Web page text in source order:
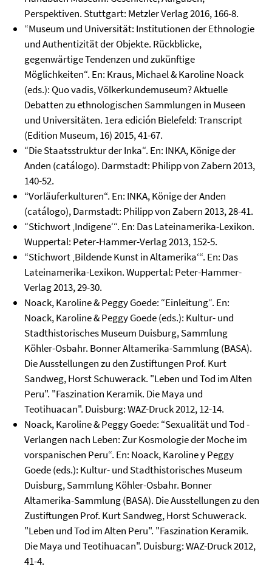
Perspektiven. Stuttgart: Metzler Verlag 2016, 166-8.
“Museum und Universität: Institutionen der Ethnologie
und Authentizität der Objekte. Rückblicke,
gegenwärtige Tendenzen und zukünftige
Möglichkeiten“. En: Kraus, Michael & Karoline Noack
(eds.): Quo vadis, Völkerkundemuseum? Aktuelle
Debatten zu ethnologischen Sammlungen in Museen
und Universitäten. 1era edición Bielefeld: Transcript
(Edition Museum, 16) 2015, 41-67.
“Die Staatsstruktur der Inka“. En: INKA, Könige der
Anden (catálogo). Darmstadt: Philipp von Zabern 2013,
140-52.
“Vorläuferkulturen“. En: INKA, Könige der Anden
(catálogo), Darmstadt: Philipp von Zabern 2013, 28-41.
“Stichwort ‚Indigene‘“. En: Das Lateinamerika-Lexikon.
Wuppertal: Peter-Hammer-Verlag 2013, 152-5.
“Stichwort ‚Bildende Kunst in Altamerika‘“. En: Das
Lateinamerika-Lexikon. Wuppertal: Peter-Hammer-
Verlag 2013, 29-30.
Noack, Karoline & Peggy Goede: “Einleitung“. En:
Noack, Karoline & Peggy Goede (eds.): Kultur- und
Stadthistorisches Museum Duisburg, Sammlung
Köhler-Osbahr. Bonner Altamerika-Sammlung (BASA).
Die Ausstellungen zu den Zustiftungen Prof. Kurt
Sandweg, Horst Schuwerack. "Leben und Tod im Alten
Peru". "Faszination Keramik. Die Maya und
Teotihuacan". Duisburg: WAZ-Druck 2012, 12-14.
Noack, Karoline & Peggy Goede: “Sexualität und Tod -
Verlangen nach Leben: Zur Kosmologie der Moche im
vorspanischen Peru“. En: Noack, Karoline y Peggy
Goede (eds.): Kultur- und Stadthistorisches Museum
Duisburg, Sammlung Köhler-Osbahr. Bonner
Altamerika-Sammlung (BASA). Die Ausstellungen zu den
Zustiftungen Prof. Kurt Sandweg, Horst Schuwerack.
"Leben und Tod im Alten Peru". "Faszination Keramik.
Die Maya und Teotihuacan". Duisburg: WAZ-Druck 2012,
41-4.